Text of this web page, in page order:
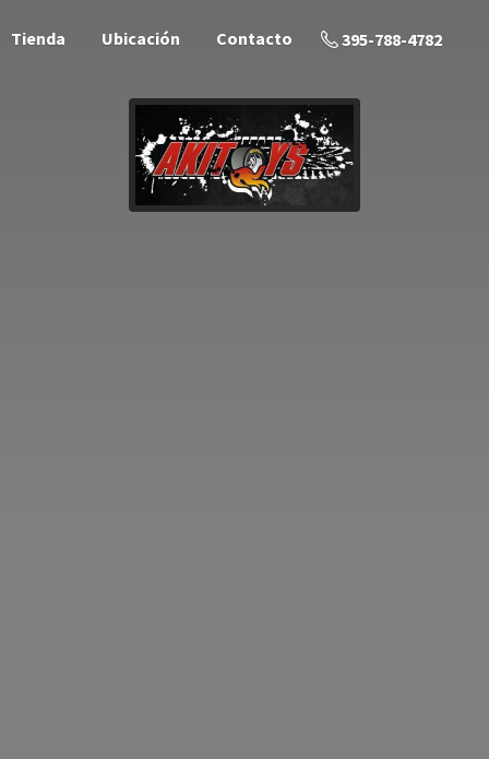
Tienda Ubicación Contacto 395-788-4782